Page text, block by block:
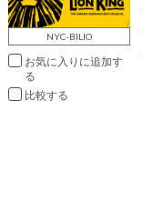
NYC-BILIO
お気に入りに追加
比較